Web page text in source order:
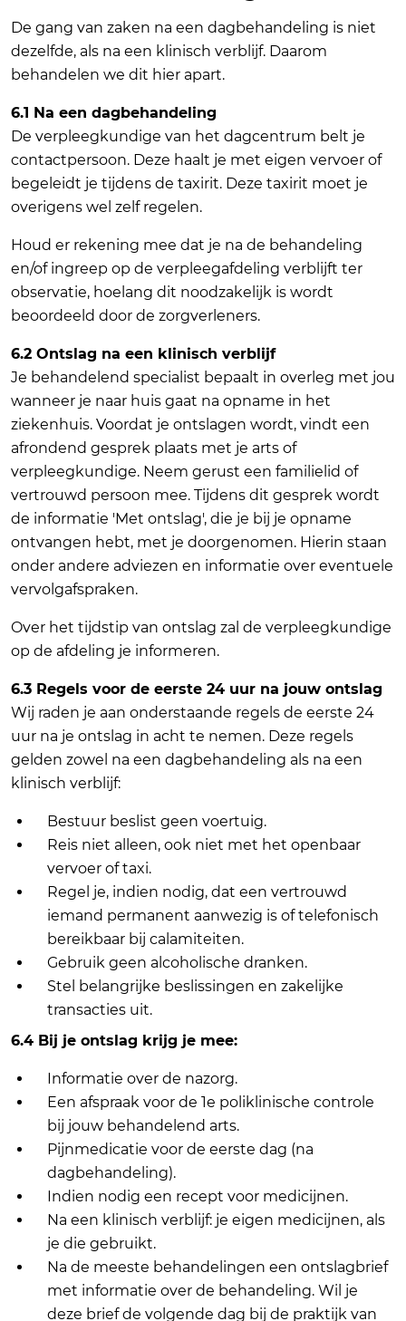
De gang van zaken na een dagbehandeling is niet
dezelfde, als na een klinisch verblijf. Daarom
behandelen we dit hier apart.
6.1 Na een dagbehandeling
De verpleegkundige van het dagcentrum belt je
contactpersoon. Deze haalt je met eigen vervoer of
begeleidt je tijdens de taxirit. Deze taxirit moet je
overigens wel zelf regelen.
Houd er rekening mee dat je na de behandeling
en/of ingreep op de verpleegafdeling verblijft ter
observatie, hoelang dit noodzakelijk is wordt
beoordeeld door de zorgverleners.
6.2 Ontslag na een klinisch verblijf
Je behandelend specialist bepaalt in overleg met jou
wanneer je naar huis gaat na opname in het
ziekenhuis. Voordat je ontslagen wordt, vindt een
afrondend gesprek plaats met je arts of
verpleegkundige. Neem gerust een familielid of
vertrouwd persoon mee. Tijdens dit gesprek wordt
de informatie 'Met ontslag', die je bij je opname
ontvangen hebt, met je doorgenomen. Hierin staan
onder andere adviezen en informatie over eventuele
vervolgafspraken.
Over het tijdstip van ontslag zal de verpleegkundige
op de afdeling je informeren.
6.3 Regels voor de eerste 24 uur na jouw ontslag
Wij raden je aan onderstaande regels de eerste 24
uur na je ontslag in acht te nemen. Deze regels
gelden zowel na een dagbehandeling als na een
klinisch verblijf:
Bestuur beslist geen voertuig.
Reis niet alleen, ook niet met het openbaar
vervoer of taxi.
Regel je, indien nodig, dat een vertrouwd
iemand permanent aanwezig is of telefonisch
bereikbaar bij calamiteiten.
Gebruik geen alcoholische dranken.
Stel belangrijke beslissingen en zakelijke
transacties uit.
6.4 Bij je ontslag krijg je mee:
Informatie over de nazorg.
Een afspraak voor de 1e poliklinische controle
bij jouw behandelend arts.
Pijnmedicatie voor de eerste dag (na
dagbehandeling).
Indien nodig een recept voor medicijnen.
Na een klinisch verblijf: je eigen medicijnen, als
je die gebruikt.
Na de meeste behandelingen een ontslagbrief
met informatie over de behandeling. Wil je
deze brief de volgende dag bij de praktijk van